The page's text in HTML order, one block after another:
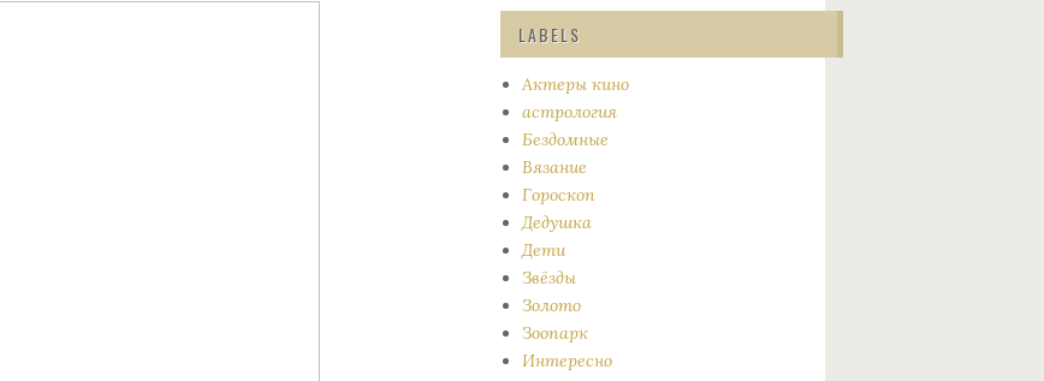
LABELS
Актеры кино
астрология
Бездомные
Вязание
Гороскоп
Дедушка
Дети
Звёзды
Золото
Зоопарк
Интересно